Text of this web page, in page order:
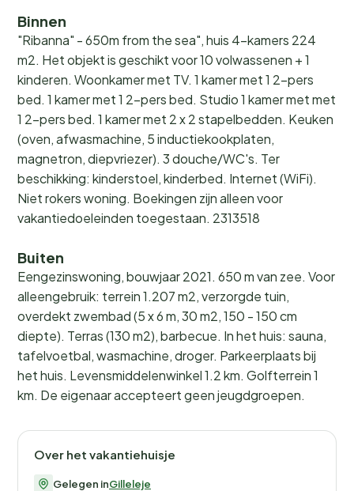
Binnen
"Ribanna" - 650m from the sea", huis 4-kamers 224
m2. Het objekt is geschikt voor 10 volwassenen + 1
kinderen. Woonkamer met TV. 1 kamer met 1 2-pers
bed. 1 kamer met 1 2-pers bed. Studio 1 kamer met met
1 2-pers bed. 1 kamer met 2 x 2 stapelbedden. Keuken
(oven, afwasmachine, 5 inductiekookplaten,
magnetron, diepvriezer). 3 douche/WC's. Ter
beschikking: kinderstoel, kinderbed. Internet (WiFi).
Niet rokers woning. Boekingen zijn alleen voor
vakantiedoeleinden toegestaan. 2313518
Buiten
Eengezinswoning, bouwjaar 2021. 650 m van zee. Voor
alleengebruik: terrein 1.207 m2, verzorgde tuin,
overdekt zwembad (5 x 6 m, 30 m2, 150 - 150 cm
diepte). Terras (130 m2), barbecue. In het huis: sauna,
tafelvoetbal, wasmachine, droger. Parkeerplaats bij
het huis. Levensmiddelenwinkel 1.2 km. Golfterrein 1
km. De eigenaar accepteert geen jeugdgroepen.
Over het vakantiehuisje
Gelegen inGilleleje